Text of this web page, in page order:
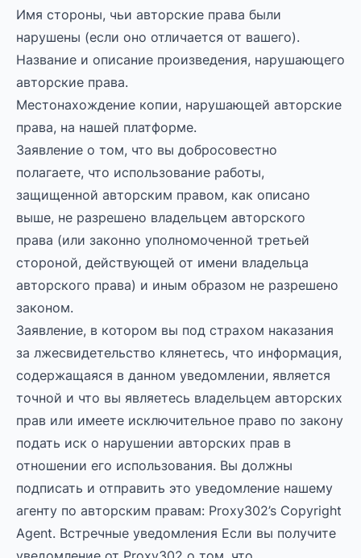
Имя стороны, чьи авторские права были
нарушены (если оно отличается от вашего).
Название и описание произведения, нарушающего
авторские права.
Местонахождение копии, нарушающей авторские
права, на нашей платформе.
Заявление о том, что вы добросовестно
полагаете, что использование работы,
защищенной авторским правом, как описано
выше, не разрешено владельцем авторского
права (или законно уполномоченной третьей
стороной, действующей от имени владельца
авторского права) и иным образом не разрешено
законом.
Заявление, в котором вы под страхом наказания
за лжесвидетельство клянетесь, что информация,
содержащаяся в данном уведомлении, является
точной и что вы являетесь владельцем авторских
прав или имеете исключительное право по закону
подать иск о нарушении авторских прав в
отношении его использования. Вы должны
подписать и отправить это уведомление нашему
агенту по авторским правам: Proxy302’s Copyright
Agent. Встречные уведомления Если вы получите